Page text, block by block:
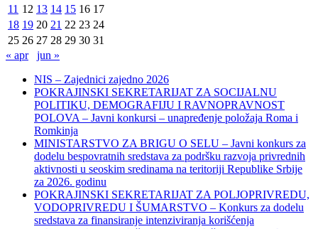
11 12 13 14 15 16 17
18 19 20 21 22 23 24
25 26 27 28 29 30 31
« apr
jun »
NIS – Zajednici zajedno 2026
POKRAJINSKI SEKRETARIJAT ZA SOCIJALNU
POLITIKU, DEMOGRAFIJU I RAVNOPRAVNOST
POLOVA – Javni konkursi – unapređenje položaja Roma i
Romkinja
MINISTARSTVO ZA BRIGU O SELU – Javni konkurs za
dodelu bespovratnih sredstava za podršku razvoja privrednih
aktivnosti u seoskim sredinama na teritoriji Republike Srbije
za 2026. godinu
POKRAJINSKI SEKRETARIJAT ZA POLJOPRIVREDU,
VODOPRIVREDU I ŠUMARSTVO – Konkurs za dodelu
sredstava za finansiranje intenziviranja korišćenja